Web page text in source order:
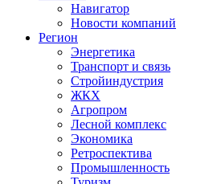
Навигатор
Новости компаний
Регион
Энергетика
Транспорт и связь
Стройиндустрия
ЖКХ
Агропром
Лесной комплекс
Экономика
Ретроспектива
Промышленность